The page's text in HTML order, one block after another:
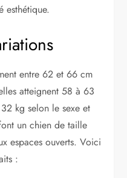
esthétique.
entre 62 et 66 cm
atteignent 58 à 63
kg selon le sexe et
un chien de taille
espaces ouverts. Voici
: